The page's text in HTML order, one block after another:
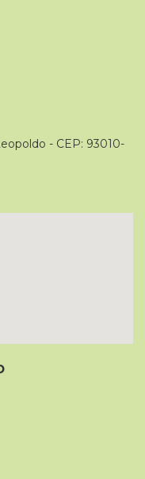
- CEP: 93010-